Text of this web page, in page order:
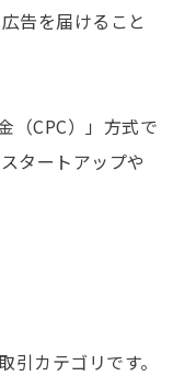
告を届けること
（CPC）」方式で
タートアップや
カテゴリです。